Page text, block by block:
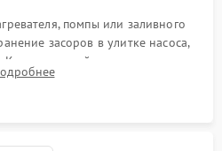
помпы или заливного
засоров в улитке насоса,
Компонентный ремонт платы
поврежденной проводки.